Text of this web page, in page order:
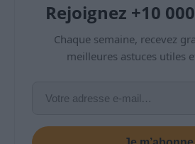
Rejoignez +10
Chaque semaine, recevez
meilleures astuces utiles